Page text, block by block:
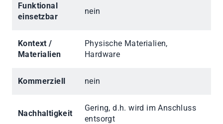
Funktional
einsetzbar
nein
Kontext /
Materialien
Physische Materialien,
Hardware
Kommerziell nein
Nachhaltigkeit
Gering, d.h. wird im Anschluss
entsorgt